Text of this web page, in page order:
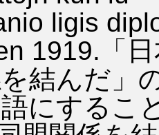
ligis
1919.「
結んだ」
にするこ